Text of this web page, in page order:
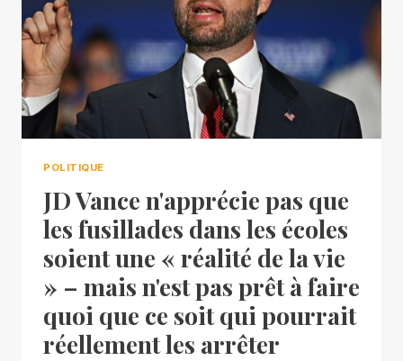
POLITIQUE
JD Vance n'apprécie pas que
les fusillades dans les écoles
soient une « réalité de la vie
» – mais n'est pas prêt à faire
quoi que ce soit qui pourrait
réellement les arrêter